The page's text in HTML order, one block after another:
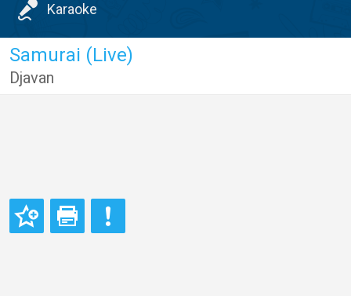
Karaoke
Samurai (Live)
Djavan